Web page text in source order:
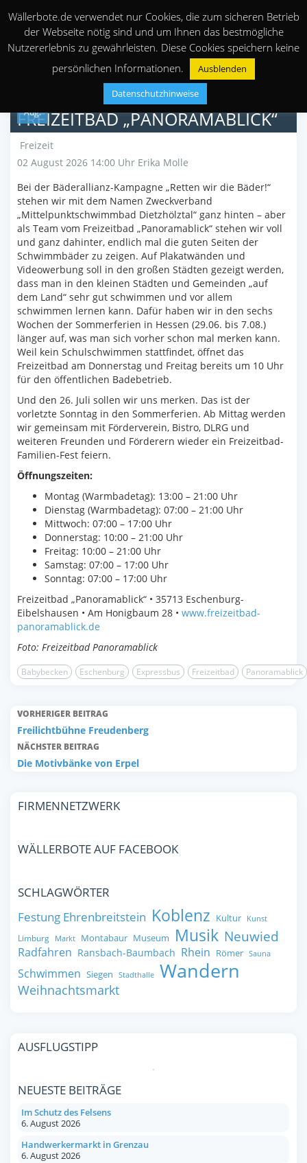
Aug.
FREIZEITBAD „PANORAMABLICK“
Freizeit
02 August 2026 14:00 Uhr Erika Molle
Bei der Bäderallianz-Kampagne „Retten wir die Bäder!“
stehen wir mit dem Namen Zweckverband
„Mittelpunktschwimmbad Dietzhölztal“ ganz hinten – aber
als Team vom Freizeitbad „Panoramablick“ stehen wir voll
und ganz dahinter, endlich mal die guten Seiten der
Schwimmbäder zu zeigen. Auf Plakatwänden und
Videowerbung soll in den großen Städten gezeigt werden,
dass man in den kleinen Städten und Gemeinden „auf
dem Land“ sehr gut schwimmen und vor allem
schwimmen lernen kann. Dafür haben wir in den sechs
Wochen der Sommerferien in Hessen (29.06. bis 7.08.)
länger auf, was man sich vorher schon mal merken kann.
Weil kein Schulschwimmen stattfindet, öffnet das
Freizeitbad am Donnerstag und Freitag bereits um 10 Uhr
für den öffentlichen Badebetrieb.
Und den 26. Juli sollen wir uns merken. Das ist der
vorletzte Sonntag in den Sommerferien. Ab Mittag werden
wir gemeinsam mit Förderverein, Bistro, DLRG und
weiteren Freunden und Förderern wieder ein Freizeitbad-
Familien-Fest feiern.
Öffnungszeiten:
Montag (Warmbadetag): 13:00 – 21:00 Uhr
Dienstag (Warmbadetag): 07:00 – 21:00 Uhr
Mittwoch: 07:00 – 17:00 Uhr
Donnerstag: 10:00 – 21:00 Uhr
Freitag: 10:00 – 21:00 Uhr
Samstag: 07:00 – 17:00 Uhr
Sonntag: 07:00 – 17:00 Uhr
Freizeitbad „Panoramablick“ • 35713 Eschenburg-
Eibelshausen • Am Honigbaum 28 • www.freizeitbad-
panoramablick.de
Foto: Freizeitbad Panoramablick
Babybecken Eschenburg Expressbus Freizeitbad Panoramablick
VORHERIGER BEITRAG
Freilichtbühne Freudenberg
NÄCHSTER BEITRAG
Die Motivbänke von Erpel
FIRMENNETZWERK
WÄLLERBOTE AUF FACEBOOK
SCHLAGWÖRTER
Festung Ehrenbreitstein Koblenz Kultur Kunst
Limburg Markt Montabaur Museum Musik Neuwied
Radfahren Ransbach-Baumbach Rhein Römer Sauna
Schwimmen Siegen Stadthalle Wandern
Weihnachtsmarkt
AUSFLUGSTIPP
NEUESTE BEITRÄGE
Im Schutz des Felsens
6. August 2026
Handwerkermarkt in Grenzau
6. August 2026
Wällerbote.de verwendet nur Cookies, die zum sicheren Betrieb
der Webseite nötig sind und um Ihnen das bestmögliche
Nutzererlebnis zu gewährleisten. Diese Cookies speichern keine
persönlichen Informationen.
Ausblenden
Datenschutzhinweise